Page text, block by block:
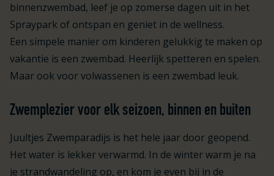
binnenzwembad, leef je op zomerse dagen uit in het
Spraypark of ontspan en geniet in de wellness.
Een simpele manier om kinderen gelukkig te maken op
vakantie is een zwembad. Heerlijk spetteren en spelen.
Maar ook voor volwassenen is een zwembad leuk.
Zwemplezier voor elk seizoen, binnen en buiten
Juultjes Zwemparadijs is het hele jaar door geopend.
Het water is lekker verwarmd. In de winter warm je na
je strandwandeling op, en kom je even bij in de